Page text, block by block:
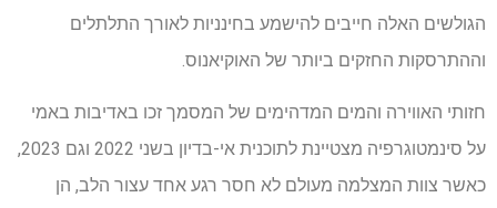
הגולשים האלה חייבים להישמע בחינניות לאורך התלתלים
וההתרסקות החזקים ביותר של האוקיאנוס.
חזותי האווירה והמים המדהימים של המסמך זכו באדיבות באמי
על סינמטוגרפיה מצטיינת לתוכנית אי-בדיון בשני 2022 וגם 2023,
כאשר צוות המצלמה מעולם לא חסר רגע אחד עצור הלב, הן